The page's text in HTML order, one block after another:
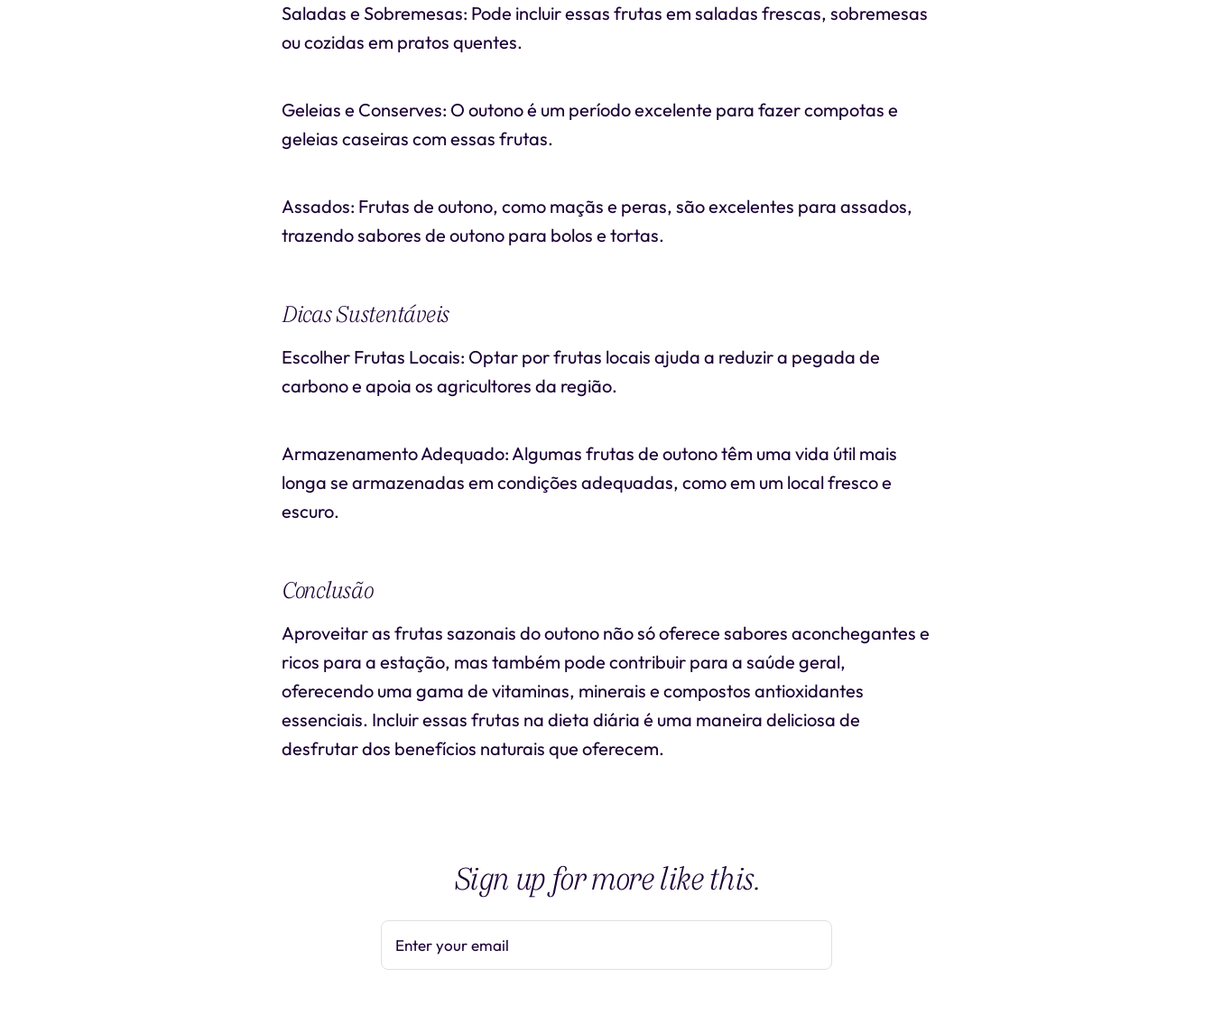
Saladas e Sobremesas: Pode incluir essas frutas em saladas frescas, sobremesas
ou cozidas em pratos quentes.
Geleias e Conserves: O outono é um período excelente para fazer compotas e
geleias caseiras com essas frutas.
Assados: Frutas de outono, como maçãs e peras, são excelentes para assados,
trazendo sabores de outono para bolos e tortas.
Dicas Sustentáveis
Escolher Frutas Locais: Optar por frutas locais ajuda a reduzir a pegada de
carbono e apoia os agricultores da região.
Armazenamento Adequado: Algumas frutas de outono têm uma vida útil mais
longa se armazenadas em condições adequadas, como em um local fresco e
escuro.
Conclusão
Aproveitar as frutas sazonais do outono não só oferece sabores aconchegantes e
ricos para a estação, mas também pode contribuir para a saúde geral,
oferecendo uma gama de vitaminas, minerais e compostos antioxidantes
essenciais. Incluir essas frutas na dieta diária é uma maneira deliciosa de
desfrutar dos benefícios naturais que oferecem.
Sign up for more like this.
Enter your email